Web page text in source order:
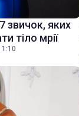
звичок, яких
тіло мрії